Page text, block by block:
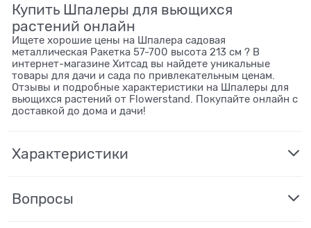
Купить Шпалеры для вьющихся
растений онлайн
Ищете хорошие цены на Шпалера садовая
металлическая Ракетка 57-700 высота 213 см ? В
интернет-магазине Хитсад вы найдете уникальные
товары для дачи и сада по привлекательным ценам.
Отзывы и подробные характеристики на Шпалеры для
вьющихся растений от Flowerstand. Покупайте онлайн с
доставкой до дома и дачи!
Характеристики
Вопросы